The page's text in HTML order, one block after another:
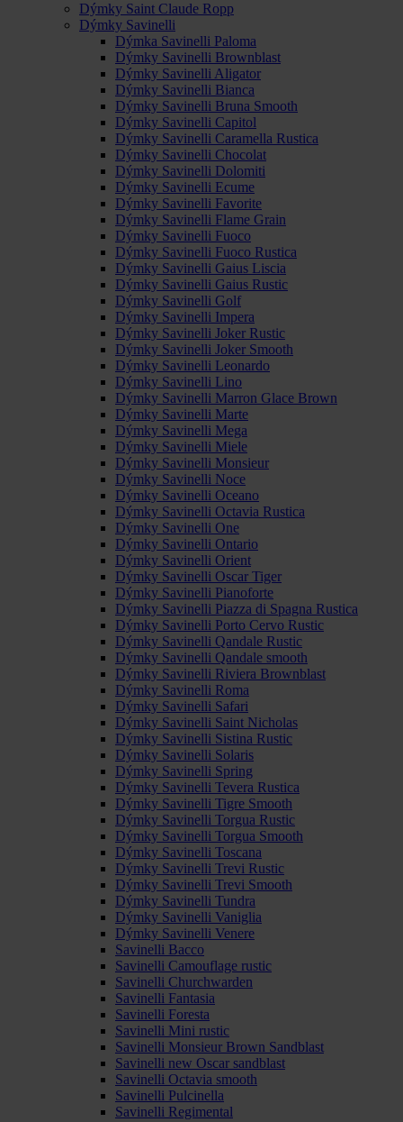
Dýmky Saint Claude Ropp
Dýmky Savinelli
Dýmka Savinelli Paloma
Dýmky Savinelli Brownblast
Dýmky Savinelli Aligator
Dýmky Savinelli Bianca
Dýmky Savinelli Bruna Smooth
Dýmky Savinelli Capitol
Dýmky Savinelli Caramella Rustica
Dýmky Savinelli Chocolat
Dýmky Savinelli Dolomiti
Dýmky Savinelli Ecume
Dýmky Savinelli Favorite
Dýmky Savinelli Flame Grain
Dýmky Savinelli Fuoco
Dýmky Savinelli Fuoco Rustica
Dýmky Savinelli Gaius Liscia
Dýmky Savinelli Gaius Rustic
Dýmky Savinelli Golf
Dýmky Savinelli Impera
Dýmky Savinelli Joker Rustic
Dýmky Savinelli Joker Smooth
Dýmky Savinelli Leonardo
Dýmky Savinelli Lino
Dýmky Savinelli Marron Glace Brown
Dýmky Savinelli Marte
Dýmky Savinelli Mega
Dýmky Savinelli Miele
Dýmky Savinelli Monsieur
Dýmky Savinelli Noce
Dýmky Savinelli Oceano
Dýmky Savinelli Octavia Rustica
Dýmky Savinelli One
Dýmky Savinelli Ontario
Dýmky Savinelli Orient
Dýmky Savinelli Oscar Tiger
Dýmky Savinelli Pianoforte
Dýmky Savinelli Piazza di Spagna Rustica
Dýmky Savinelli Porto Cervo Rustic
Dýmky Savinelli Qandale Rustic
Dýmky Savinelli Qandale smooth
Dýmky Savinelli Riviera Brownblast
Dýmky Savinelli Roma
Dýmky Savinelli Safari
Dýmky Savinelli Saint Nicholas
Dýmky Savinelli Sistina Rustic
Dýmky Savinelli Solaris
Dýmky Savinelli Spring
Dýmky Savinelli Tevera Rustica
Dýmky Savinelli Tigre Smooth
Dýmky Savinelli Torgua Rustic
Dýmky Savinelli Torgua Smooth
Dýmky Savinelli Toscana
Dýmky Savinelli Trevi Rustic
Dýmky Savinelli Trevi Smooth
Dýmky Savinelli Tundra
Dýmky Savinelli Vaniglia
Dýmky Savinelli Venere
Savinelli Bacco
Savinelli Camouflage rustic
Savinelli Churchwarden
Savinelli Fantasia
Savinelli Foresta
Savinelli Mini rustic
Savinelli Monsieur Brown Sandblast
Savinelli new Oscar sandblast
Savinelli Octavia smooth
Savinelli Pulcinella
Savinelli Regimental